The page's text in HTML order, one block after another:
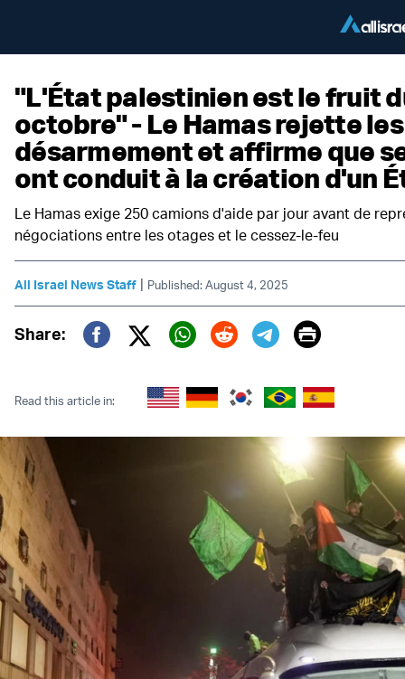
"L'État palestinien est le fruit
octobre" - Le Hamas rejette
désarmement et affirme que
ont conduit à la création d'un
Le Hamas exige 250 camions d'aide par jour avant de
négociations entre les otages et le cessez-le-feu
All Israel News Staff | Published: August 4, 2025
Share:
Twitter (X)
Print
Read this article in: